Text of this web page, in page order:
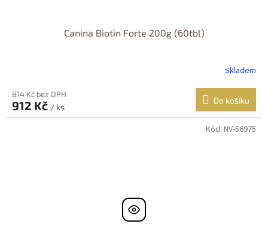
Canina Biotin Forte 200g (60tbl)
Skladem
814 Kč bez DPH
912 Kč / ks
Do košíku
Kód: NV-56975